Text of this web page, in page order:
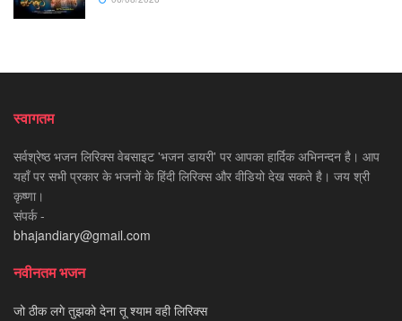
स्वागतम
सर्वश्रेष्ठ भजन लिरिक्स वेबसाइट 'भजन डायरी' पर आपका हार्दिक अभिनन्दन है। आप
यहाँ पर सभी प्रकार के भजनों के हिंदी लिरिक्स और वीडियो देख सकते है। जय श्री
कृष्णा।
संपर्क -
bhajandiary@gmail.com
नवीनतम भजन
जो ठीक लगे तुझको देना तू श्याम वही लिरिक्स